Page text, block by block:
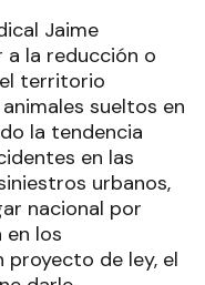
Jaime
la reducción o
territorio
sueltos en
la tendencia
en las
urbanos,
nacional por
en los
proyecto de ley, el